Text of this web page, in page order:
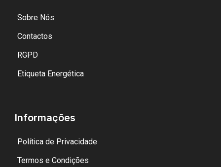
Sobre Nós
Contactos
RGPD
Etiqueta Energética
Informações
Política de Privacidade
Termos e Condições